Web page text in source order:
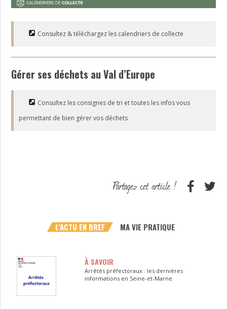
Consultez & téléchargez les calendriers de collecte
Gérer ses déchets au Val d’Europe
Consultez les consignes de tri et toutes les infos vous
permettant de bien gérer vos déchets
L'ACTU EN BREF MA VIE PRATIQUE
À SAVOIR
Arrêtés préfectoraux : les dernières
informations en Seine-et-Marne